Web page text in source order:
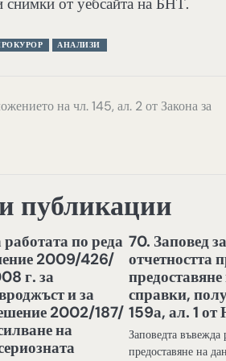
АНАЛИЗИ
на чл. 145, ал. 2 от Закона за
публикации
по реда
2009/426/
г. за
и за
2002/187/
на
70. Заповед
отчетността
справки,
159а, ал. 1
Заповедта въвежда
предоставяне на